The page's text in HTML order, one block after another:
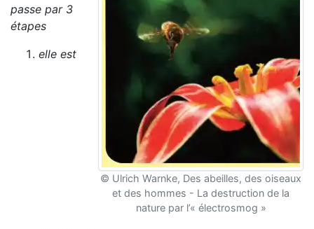
© Ulrich Warnke, Des abeilles, des oiseaux
et des hommes - La destruction de la
nature par l’« électrosmog »
passe par 3
étapes
elle est